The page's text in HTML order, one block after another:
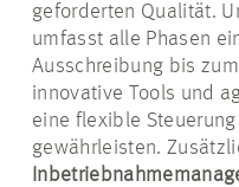
geforderten Qualität.
umfasst alle Phasen
Ausschreibung bis
innovative Tools und
eine flexible
gewährleisten.